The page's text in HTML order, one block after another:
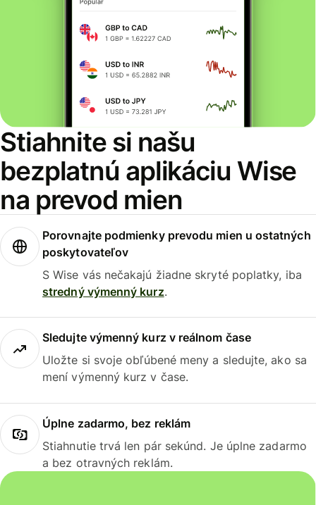
Stiahnite si našu
bezplatnú aplikáciu Wise
na prevod mien
Porovnajte podmienky prevodu mien u ostatných
poskytovateľov
S Wise vás nečakajú žiadne skryté poplatky, iba
stredný výmenný kurz.
Sledujte výmenný kurz v reálnom čase
Uložte si svoje obľúbené meny a sledujte, ako sa
mení výmenný kurz v čase.
Úplne zadarmo, bez reklám
Stiahnutie trvá len pár sekúnd. Je úplne zadarmo
a bez otravných reklám.